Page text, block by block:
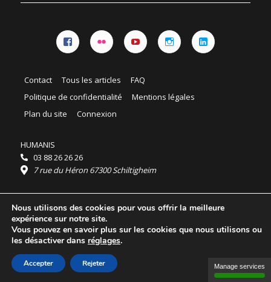
Contact Tous les articles
FAQ
Politique de confidentialité
Mentions légales
Plan du site
Connexion
HUMANIS
03 88 26 26 26
7 rue du Héron 67300 Schiltigheim
Horaires :
HUMANIS : du lundi au vendredi 9h - 18h
Ordidocaz : du lundi au vendredi 8h - 19h
© 2025 HUMANIS, tous droits réservés.
Licence Creative Commons Attribution 4.0
International
Nous utilisons des cookies pour vous offrir la meilleure
expérience sur notre site.
Vous pouvez en savoir plus sur les cookies que nous utilisons ou
les désactiver dans réglages.
Accepter Rejeter Manage services